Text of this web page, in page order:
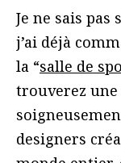
Je ne sais pas
j’ai déjà
la “salle de
trouverez une
designers